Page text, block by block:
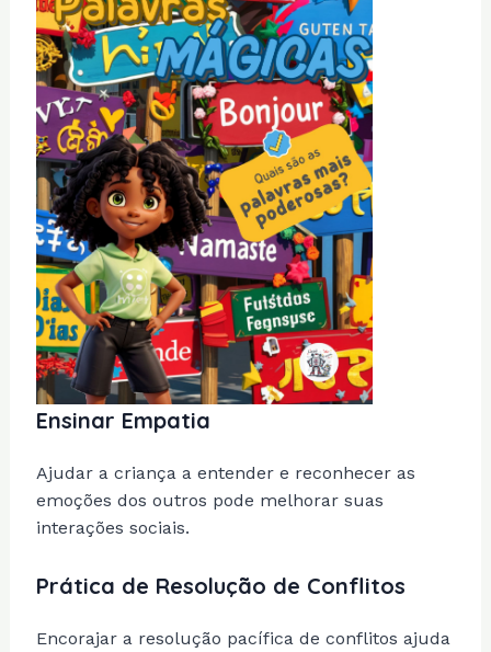
Ensinar Empatia
Ajudar a criança a entender e reconhecer as
emoções dos outros pode melhorar suas
interações sociais.
Prática de Resolução de Conflitos
Encorajar a resolução pacífica de conflitos ajuda